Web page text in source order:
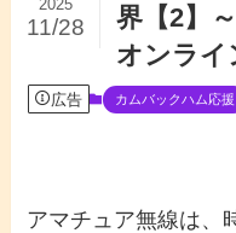
界【2】
オンライ
2025
11/28
広告 カムバックハム応援
アマチュア無線は、